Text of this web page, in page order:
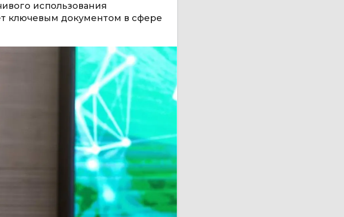
использования
ключевым документом в сфере